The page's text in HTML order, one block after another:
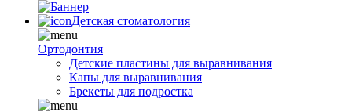
Детская стоматология
Ортодонтия
Детские пластины для выравнивания
Капы для выравнивания
Брекеты для подростка